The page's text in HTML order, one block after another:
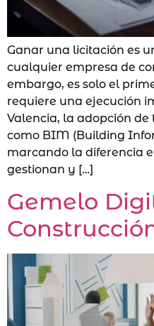
Ganar una licitación es
cualquier empresa de
embargo, es solo el
requiere una ejecución
Valencia, la adopción
como BIM (Building
marcando la diferencia
gestionan y […]
Gemelo